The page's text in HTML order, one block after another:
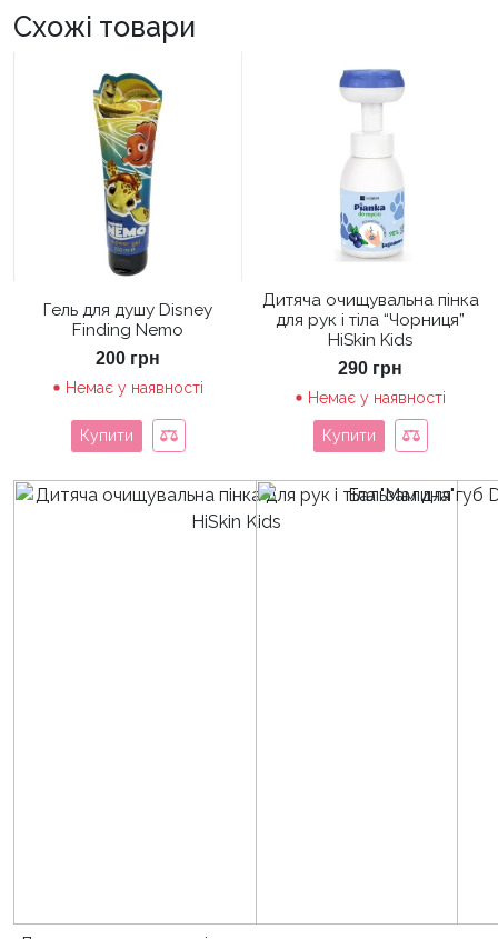
Схожі товари
Гель для душу Disney
Finding Nemo
200 грн
Немає у наявності
Купити
Дитяча очищувальна пінка
для рук і тіла “Чорниця”
HiSkin Kids
290 грн
Немає у наявності
Купити